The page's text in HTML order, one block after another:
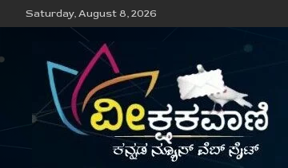
to
Saturday, August 8, 2026